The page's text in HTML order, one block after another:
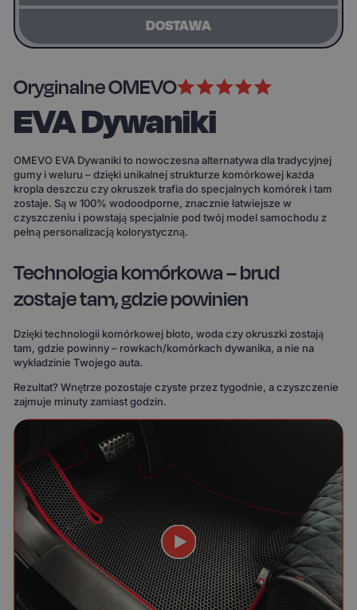
DOSTAWA
Oryginalne OMEVO
EVA Dywaniki
OMEVO EVA Dywaniki to nowoczesna alternatywa dla tradycyjnej
gumy i weluru – dzięki unikalnej strukturze komórkowej każda
kropla deszczu czy okruszek trafia do specjalnych komórek i tam
zostaje. Są w 100% wodoodporne, znacznie łatwiejsze w
czyszczeniu i powstają specjalnie pod twój model samochodu z
pełną personalizacją kolorystyczną.
Technologia komórkowa – brud
zostaje tam, gdzie powinien
Dzięki technologii komórkowej błoto, woda czy okruszki zostają
tam, gdzie powinny – rowkach/komórkach dywanika, a nie na
wykładzinie Twojego auta.
Rezultat? Wnętrze pozostaje czyste przez tygodnie, a czyszczenie
zajmuje minuty zamiast godzin.